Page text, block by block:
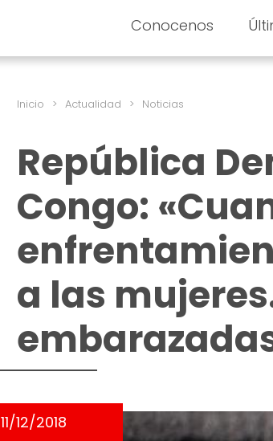
Conocenos
Inicio > Actualidad > Noticias
República
Congo:
a las
11/12/2018